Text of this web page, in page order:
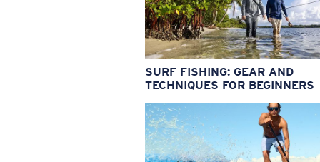
SURF FISHING: GEAR AND
TECHNIQUES FOR BEGINNERS